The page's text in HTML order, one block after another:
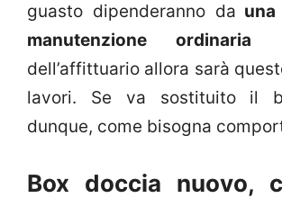
guasto dipenderanno da
manutenzione ordinaria
dell’affittuario allora sarà
lavori. Se va sostituito il
dunque, come bisogna
Box doccia nuovo,